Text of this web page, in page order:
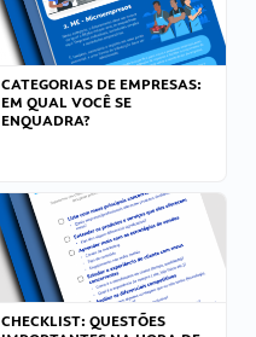
CATEGORIAS DE EMPRESAS:
EM QUAL VOCÊ SE
ENQUADRA?
CHECKLIST: QUESTÕES